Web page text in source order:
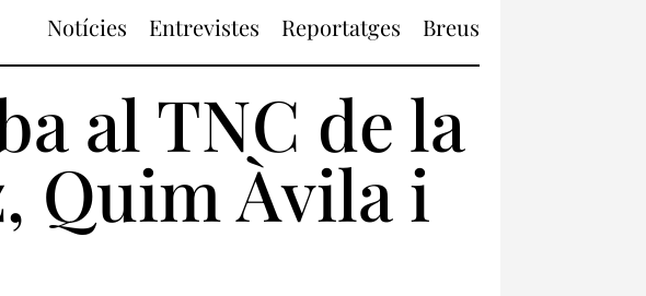
Notícies Entrevistes Reportatges Breus
al TNC de la
Quim Àvila i